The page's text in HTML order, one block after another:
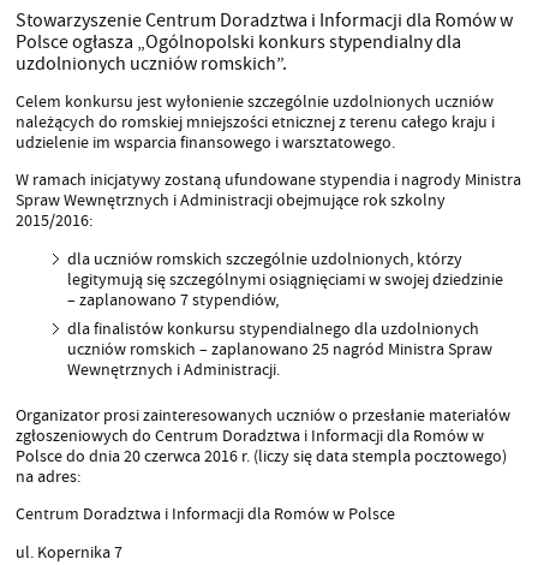
Stowarzyszenie Centrum Doradztwa i Informacji dla Romów w
Polsce ogłasza „Ogólnopolski konkurs stypendialny dla
uzdolnionych uczniów romskich”.
Celem konkursu jest wyłonienie szczególnie uzdolnionych uczniów
należących do romskiej mniejszości etnicznej z terenu całego kraju i
udzielenie im wsparcia finansowego i warsztatowego.
W ramach inicjatywy zostaną ufundowane stypendia i nagrody Ministra
Spraw Wewnętrznych i Administracji obejmujące rok szkolny
2015/2016:
dla uczniów romskich szczególnie uzdolnionych, którzy
legitymują się szczególnymi osiągnięciami w swojej dziedzinie
– zaplanowano 7 stypendiów,
dla finalistów konkursu stypendialnego dla uzdolnionych
uczniów romskich – zaplanowano 25 nagród Ministra Spraw
Wewnętrznych i Administracji.
Organizator prosi zainteresowanych uczniów o przesłanie materiałów
zgłoszeniowych do Centrum Doradztwa i Informacji dla Romów w
Polsce do dnia 20 czerwca 2016 r. (liczy się data stempla pocztowego)
na adres:
Centrum Doradztwa i Informacji dla Romów w Polsce
ul. Kopernika 7